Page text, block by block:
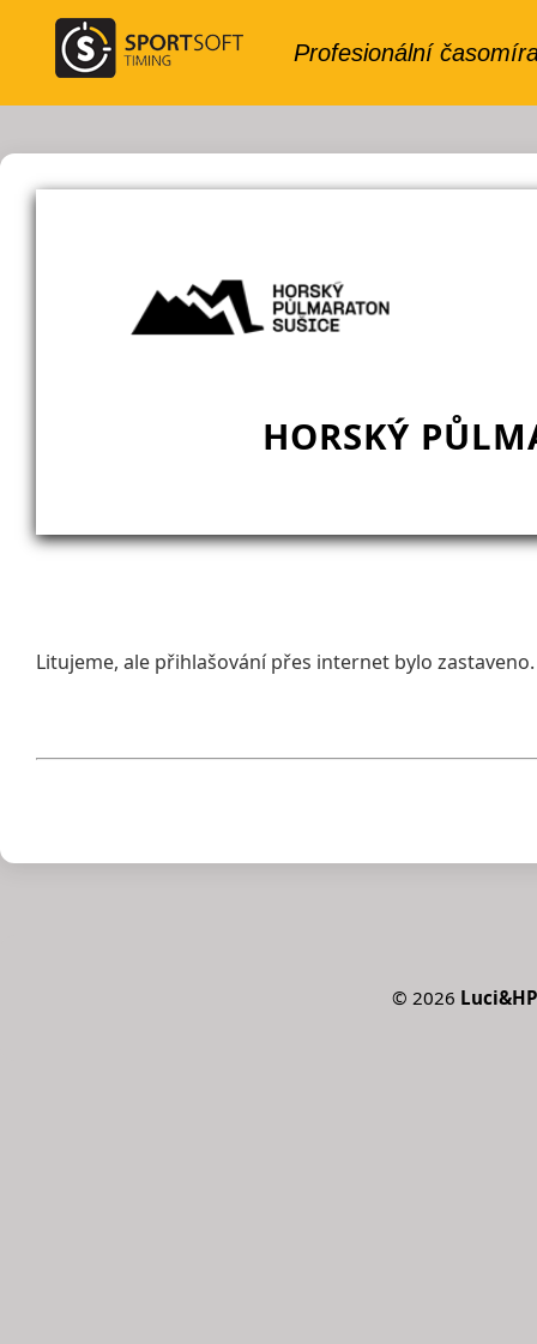
HORSKÝ
Litujeme, ale přihlašování přes internet bylo zastaveno.
© 2026